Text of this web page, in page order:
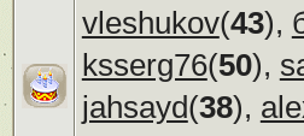
vleshukov(43),
ksserg76(50),
jahsayd(38),